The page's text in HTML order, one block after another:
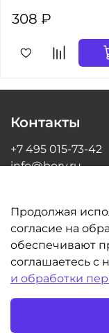
308 ₽
Информация
Клиентам
Контакты
+7 495 015-73-42
info@bory.ru
Продолжая
согласие на
обеспечивают
соглашаетесь с
и обработки